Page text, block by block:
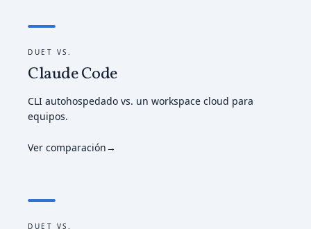
DUET VS.
Claude Code
CLI autohospedado vs. un workspace cloud para
equipos.
Ver comparación→
DUET VS.